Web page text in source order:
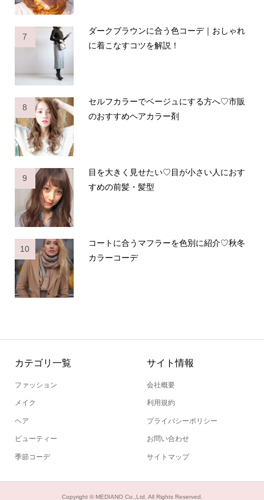
7
ダークブラウンに合う色コーデ｜おしゃれ
に着こなすコツを解説！
8
セルフカラーでベージュにする方へ♡市販
のおすすめヘアカラー剤
9
目を大きく見せたい♡目が小さい人におす
すめの前髪・髪型
10
コートに合うマフラーを色別に紹介♡秋冬
カラーコーデ
カテゴリ一覧
ファッション
メイク
ヘア
ビューティー
季節コーデ
サイト情報
会社概要
利用規約
プライバシーポリシー
お問い合わせ
サイトマップ
Copyright ©MEDIANO Co.,Ltd. All Rights Reserved.